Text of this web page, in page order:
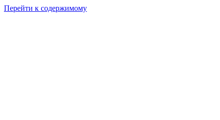
Перейти к содержимому